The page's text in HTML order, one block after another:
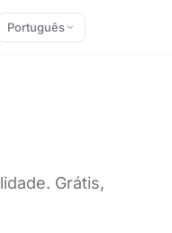
Português
Grátis,